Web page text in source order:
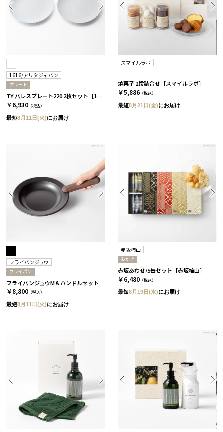
1616/アリタジャパン
プレート
TY パレスプレート220 2枚セット［1616/アリタジャパン］
￥6,930 （税込）
最短8月11日(火)にお届け
スマイルラボ
焼菓子 2段詰合せ［スマイルラボ］
￥5,886 （税込）
最短8月21日(金)にお届け
フライパンジュウ
フライパン
フライパンジュウM＆ハンドルセット
￥8,800 （税込）
最短8月11日(火)にお届け
赤坂柿山
おかき
赤坂あわせ/5缶セット［赤坂柿山］
￥6,480 （税込）
最短8月19日(水)にお届け